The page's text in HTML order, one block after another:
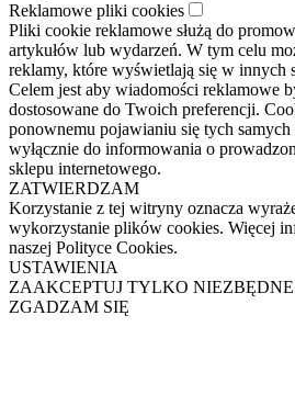
Reklamowe pliki cookies
Pliki cookie reklamowe służą do
artykułów lub wydarzeń. W tym celu
reklamy, które wyświetlają się w innych
Celem jest aby wiadomości reklamowe
dostosowane do Twoich preferencji.
ponownemu pojawianiu się tych samych
wyłącznie do informowania o
sklepu internetowego.
ZATWIERDZAM
Korzystanie z tej witryny oznacza
wykorzystanie plików cookies. Więcej
naszej Polityce Cookies.
USTAWIENIA
ZAAKCEPTUJ TYLKO NIEZBĘDNE
ZGADZAM SIĘ